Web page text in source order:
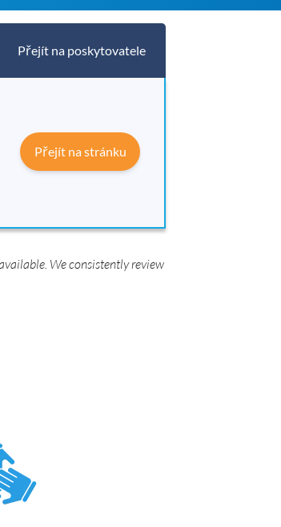
Přejít na poskytovatele
Přejít na stránku
We consistently review